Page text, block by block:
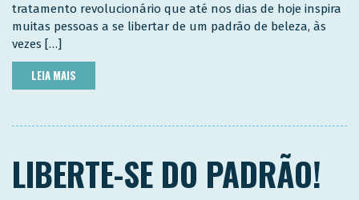
tratamento revolucionário que até nos dias de hoje inspira
muitas pessoas a se libertar de um padrão de beleza, às
vezes […]
LEIA MAIS
LIBERTE-SE DO PADRÃO!